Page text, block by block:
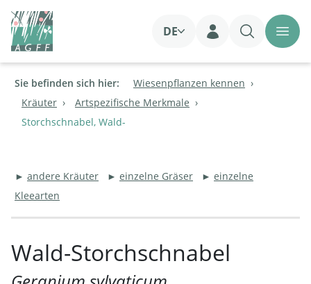
DE
Login
Sie befinden sich hier:
Wiesenpflanzen kennen
Kräuter
Artspezifische Merkmale
Storchschnabel, Wald-
► andere Kräuter ► einzelne Gräser ► einzelne
Kleearten
Wald-Storchschnabel